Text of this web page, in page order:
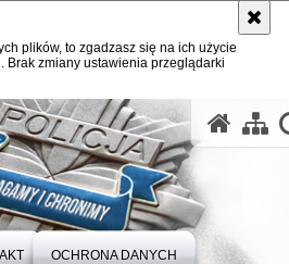
plików, to zgadzasz się na ich użycie
zmiany ustawienia przeglądarki
OCHRONA DANYCH